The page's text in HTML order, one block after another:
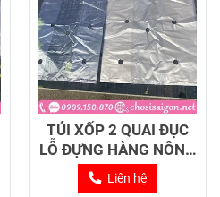
TÚI XỐP 2 QUAI ĐỤC
LỖ ĐỰNG HÀNG NÔNG
SẢN
Liên hệ